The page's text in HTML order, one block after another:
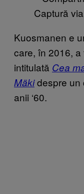
Captură
Kuosmanen e
care, în 2016,
intitulată Cea
Mäkidespre un
anii ‘60.